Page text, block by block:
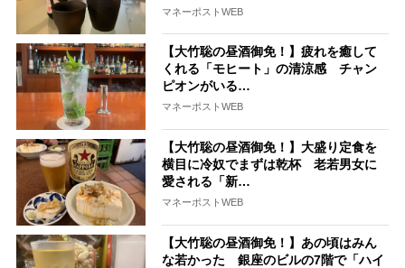
マネーポストWEB
【大竹聡の昼酒御免！】疲れを癒して
くれる「モヒート」の清涼感 チャン
ピオンがいる…
マネーポストWEB
【大竹聡の昼酒御免！】大盛り定食を
横目に冷奴でまずは乾杯 老若男女に
愛される「新…
マネーポストWEB
【大竹聡の昼酒御免！】あの頃はみん
な若かった 銀座のビルの7階で「ハイ